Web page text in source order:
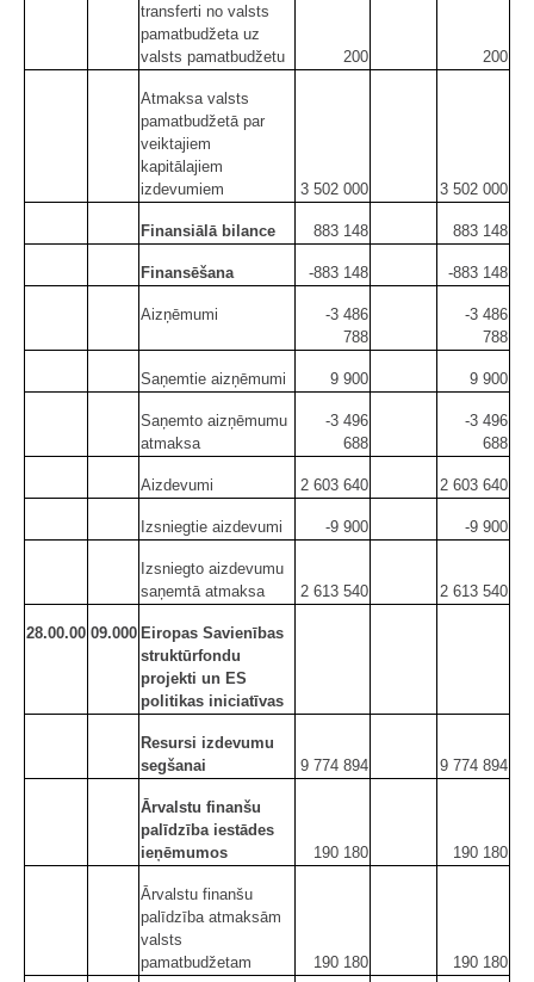
transferti no valsts
pamatbudžeta uz
valsts pamatbudžetu
200 200
Atmaksa valsts
pamatbudžetā par
veiktajiem
kapitālajiem
izdevumiem
3 502 000 3 502 000
Finansiālā bilance 883 148 883 148
Finansēšana -883 148 -883 148
Aizņēmumi
-3 486
788
-3 486
788
Saņemtie aizņēmumi 9 900 9 900
Saņemto aizņēmumu
atmaksa
-3 496
688
-3 496
688
Aizdevumi 2 603 640 2 603 640
Izsniegtie aizdevumi -9 900 -9 900
Izsniegto aizdevumu
saņemtā atmaksa
2 613 540 2 613 540
28.00.00 09.000 Eiropas Savienības
struktūrfondu
projekti un ES
politikas iniciatīvas
Resursi izdevumu
segšanai
9 774 894 9 774 894
Ārvalstu finanšu
palīdzība iestādes
ieņēmumos
190 180 190 180
Ārvalstu finanšu
palīdzība atmaksām
valsts
pamatbudžetam
190 180 190 180